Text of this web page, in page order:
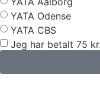
YATA Odense
YATA CBS
Jeg har betalt 75